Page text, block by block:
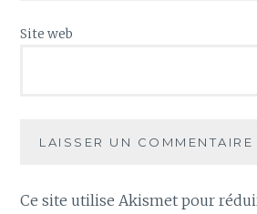
Site web
Ce site utilise Akismet pour